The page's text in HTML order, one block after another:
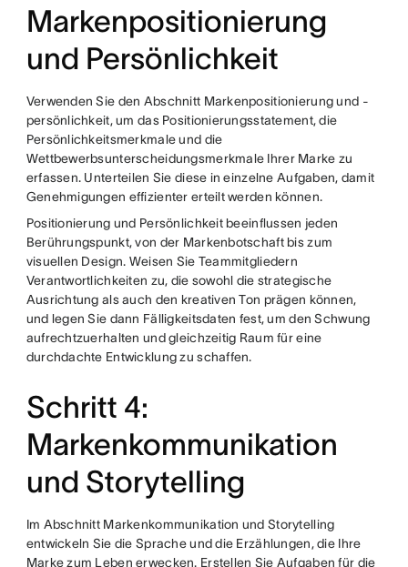
Markenpositionierung
und Persönlichkeit
Verwenden Sie den Abschnitt Markenpositionierung und -
persönlichkeit, um das Positionierungsstatement, die
Persönlichkeitsmerkmale und die
Wettbewerbsunterscheidungsmerkmale Ihrer Marke zu
erfassen. Unterteilen Sie diese in einzelne Aufgaben, damit
Genehmigungen effizienter erteilt werden können.
Positionierung und Persönlichkeit beeinflussen jeden
Berührungspunkt, von der Markenbotschaft bis zum
visuellen Design. Weisen Sie Teammitgliedern
Verantwortlichkeiten zu, die sowohl die strategische
Ausrichtung als auch den kreativen Ton prägen können,
und legen Sie dann Fälligkeitsdaten fest, um den Schwung
aufrechtzuerhalten und gleichzeitig Raum für eine
durchdachte Entwicklung zu schaffen.
Schritt 4:
Markenkommunikation
und Storytelling
Im Abschnitt Markenkommunikation und Storytelling
entwickeln Sie die Sprache und die Erzählungen, die Ihre
Marke zum Leben erwecken. Erstellen Sie Aufgaben für die